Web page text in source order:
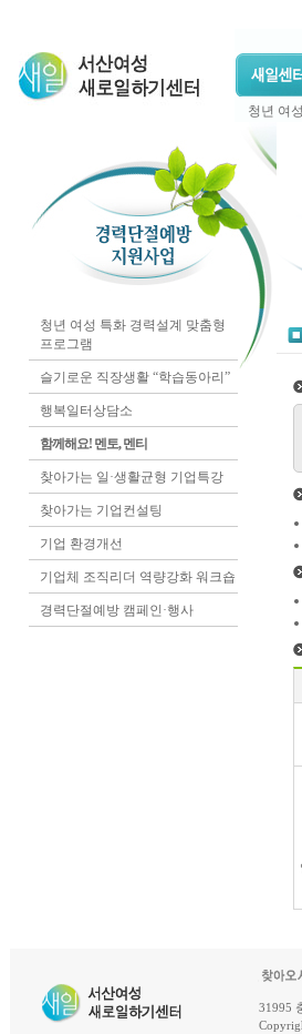
청년 여
청년 여성 특화 경력설계 맞춤형
프로그램
슬기로운 직장생활 “학습동아리”
행복일터상담소
함께해요! 멘토, 멘티
찾아가는 일·생활균형 기업특강
찾아가는 기업컨설팅
기업 환경개선
기업체 조직리더 역량강화 워크숍
경력단절예방 캠페인·행사
31995